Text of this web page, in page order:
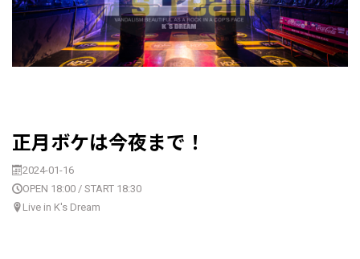
正月ボケは今夜まで！
2024-01-16
OPEN 18:00 / START 18:30
Live in K's Dream